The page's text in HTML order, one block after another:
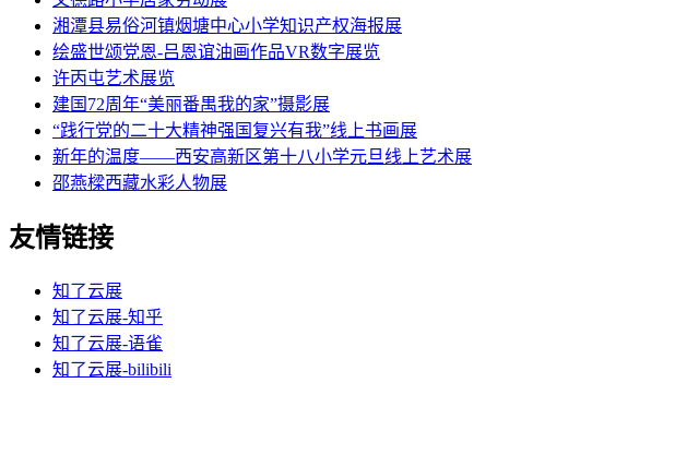
湘潭县易俗河镇烟塘中心小学知识产权海报展
绘盛世颂党恩-吕恩谊油画作品VR数字展览
许丙屯艺术展览
建国72周年“美丽番禺我的家”摄影展
“践行党的二十大精神强国复兴有我”线上书画展
新年的温度——西安高新区第十八小学元旦线上艺术展
邵燕樑西藏水彩人物展
友情链接
知了云展
知了云展-知乎
知了云展-语雀
知了云展-bilibili